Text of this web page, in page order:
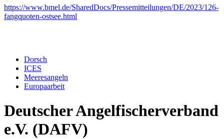
https://www.bmel.de/SharedDocs/Pressemitteilungen/DE/2023/126-
fangquoten-ostsee.html
Dorsch
ICES
Meeresangeln
Europaarbeit
Deutscher Angelfischerverband
e.V. (DAFV)